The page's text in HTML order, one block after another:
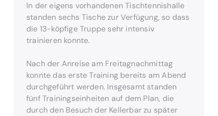
In der eigens vorhandenen Tischtennishalle
standen sechs Tische zur Verfügung, so dass
die 13-köpfige Truppe sehr intensiv
trainieren konnte.
Nach der Anreise am Freitagnachmittag
konnte das erste Training bereits am Abend
durchgeführt werden. Insgesamt standen
fünf Trainingseinheiten auf dem Plan, die
durch den Besuch der Kellerbar zu später